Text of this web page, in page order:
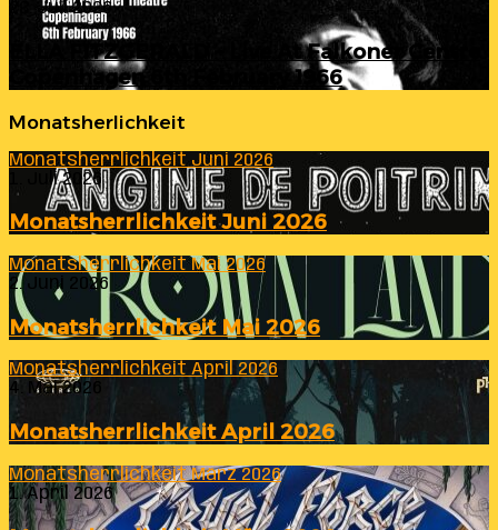
23. Juli 2026
ELLA FITZGERALD – Live At Falkoner Centre
Copenhagen 6th February 1966
Monatsherlichkeit
Monatsherrlichkeit Juni 2026
1. Juli 2026
Monatsherrlichkeit Juni 2026
Monatsherrlichkeit Mai 2026
2. Juni 2026
Monatsherrlichkeit Mai 2026
Monatsherrlichkeit April 2026
4. Mai 2026
Monatsherrlichkeit April 2026
Monatsherrlichkeit März 2026
1. April 2026